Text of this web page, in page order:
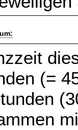
(=